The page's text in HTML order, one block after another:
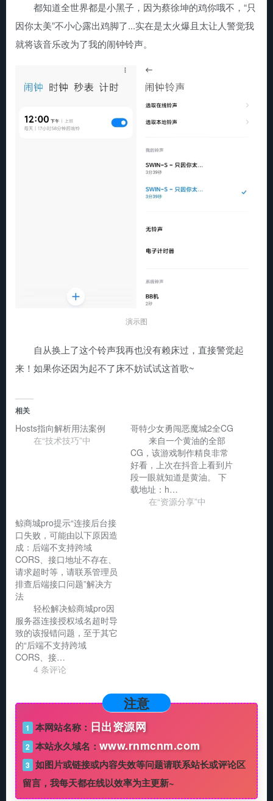
都知道全世界都是小黑子，因为蔡徐坤的鸡你哦不，“只
因你太美”不小心露出鸡脚了...实在是太火爆且太让人警觉我
就将该音乐改为了我的闹钟铃声。
演示图
自从换上了这个铃声我再也没有赖床过，直接警觉起
来！如果你还因为起不了床不妨试试这首歌~
相关
Hosts指向解析用法案例
在“技术技巧”中
哥特少女勇闯恶魔城2全CG
来自一个黄油的全部
CG，该游戏制作精良非常
好看，上次在抖音上看到片
段一眼就知道是黄油。 下
载地址：h…
在“资源分享”中
鲸商城pro提示“连接后台接
口失败，可能由以下原因造
成：后端不支持跨域
CORS、接口地址不存在、
请求超时等，请联系管理员
排查后端接口问题”解决方
法
轻松解决鲸商城pro因
服务器连接授权域名超时导
致的该报错问题，至于其它
的“后端不支持跨域
CORS、接…
4 条评论
注意
1 本网站名称： 日出资源网
2 本站永久域名： www.rnmcnm.com
3 如图片或链接或内容失效等问题请联系站长或评论区
留言，我每天都在线以效率为主更新~